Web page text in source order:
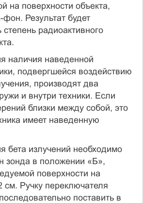
на поверхности объекта,
Результат будет
степень радиоактивного
наличия наведенной
подвергшейся воздействию
производят два
и внутри техники. Если
близки между собой, это
имеет наведенную
бета излучений необходимо
зонда в положении «Б»,
поверхности на
см. Ручку переключателя
поставить в